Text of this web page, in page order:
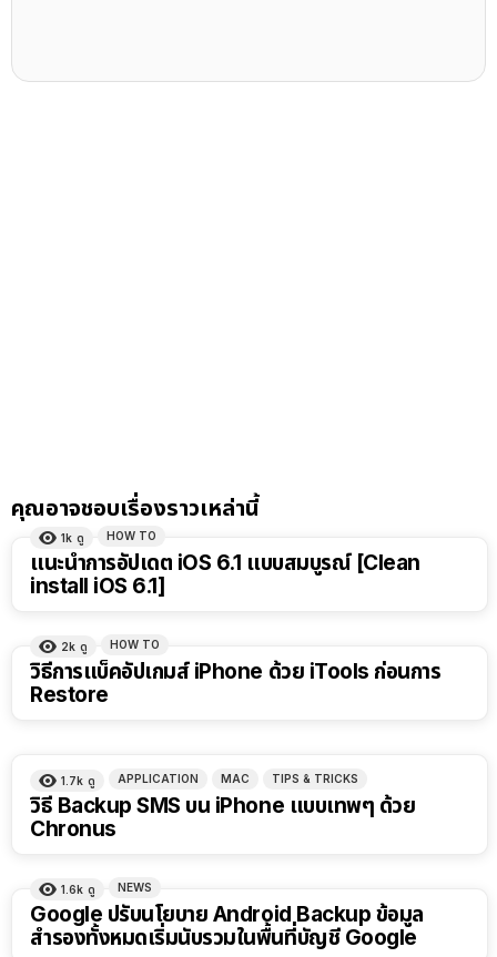
คุณอาจชอบเรื่องราวเหล่านี้
1k ดู HOW TO
แนะนำการอัปเดต iOS 6.1 แบบสมบูรณ์ [Clean
install iOS 6.1]
2k ดู HOW TO
วิธีการแบ็คอัปเกมส์ iPhone ด้วย iTools ก่อนการ
Restore
1.7k ดู APPLICATION MAC TIPS & TRICKS
วิธี Backup SMS บน iPhone แบบเทพๆ ด้วย
Chronus
1.6k ดู NEWS
Google ปรับนโยบาย Android Backup ข้อมูล
สำรองทั้งหมดเริ่มนับรวมในพื้นที่บัญชี Google